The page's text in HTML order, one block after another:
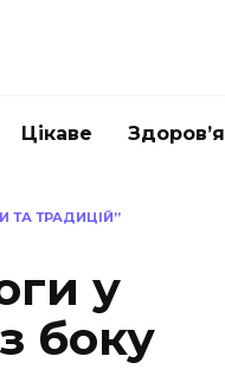
Цікаве Здоров’я
ТА ТРАДИЦІЙ”
у
боку